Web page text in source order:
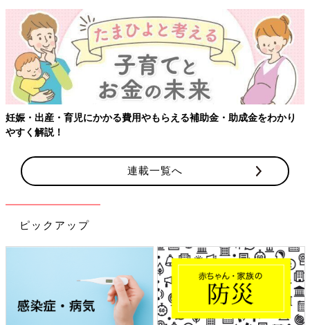
妊娠・出産・育児にかかる費用やもらえる補助金・助成金をわかり
やすく解説！
連載一覧へ
ピックアップ